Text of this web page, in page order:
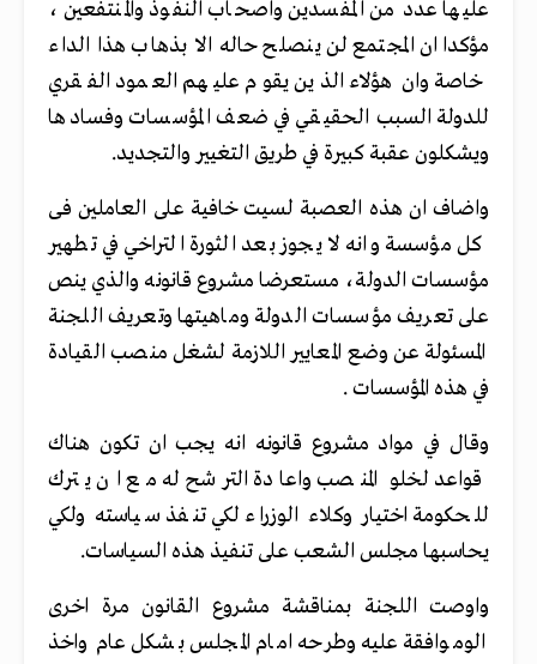
عليها عدد من المفسدين واصحاب النفوذ والمنتفعين ،
مؤكدا ان المجتمع لن ينصلح حاله الا بذهاب هذا الداء
خاصة وان هؤلاء الذين يقوم عليهم العمود الفقري
للدولة السبب الحقيقي في ضعف المؤسسات وفسادها
ويشكلون عقبة كبيرة في طريق التغيير والتجديد.
واضاف ان هذه العصبة لسيت خافية على العاملين فى
كل مؤسسة وانه لا يجوز بعد الثورة التراخي في تطهير
مؤسسات الدولة، مستعرضا مشروع قانونه والذي ينص
على تعريف مؤسسات الدولة وماهيتها وتعريف اللجنة
المسئولة عن وضع المعايير اللازمة لشغل منصب القيادة
في هذه المؤسسات .
وقال في مواد مشروع قانونه انه يجب ان تكون هناك
قواعد لخلو المنصب واعادة الترشح له مع ان يترك
للحكومة اختيار وكلاء الوزراء لكي تنفذ سياسته ولكي
يحاسبها مجلس الشعب على تنفيذ هذه السياسات.
واوصت اللجنة بمناقشة مشروع القانون مرة اخرى
الوموافقة عليه وطرحه امام المجلس بشكل عام واخذ